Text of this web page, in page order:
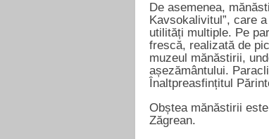
De asemenea,
Kavsokalivitul”, care
utilități multiple. Pe
frescă, realizată de
muzeul mănăstirii,
așezământului.
Înaltpreasfințitul
Obștea mănăstirii
Zăgrean.